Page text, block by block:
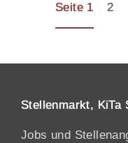
Seite 1 2
Stellenmarkt, KiTa
Jobs und